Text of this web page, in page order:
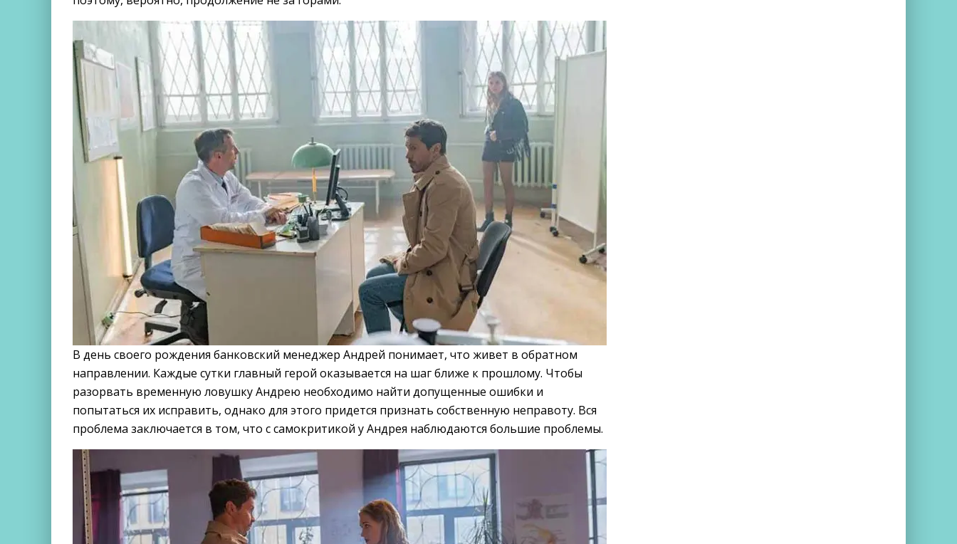
В день своего рождения банковский менеджер Андрей понимает, что живет в обратном
направлении. Каждые сутки главный герой оказывается на шаг ближе к прошлому. Чтобы
разорвать временную ловушку Андрею необходимо найти допущенные ошибки и
попытаться их исправить, однако для этого придется признать собственную неправоту. Вся
проблема заключается в том, что с самокритикой у Андрея наблюдаются большие проблемы.